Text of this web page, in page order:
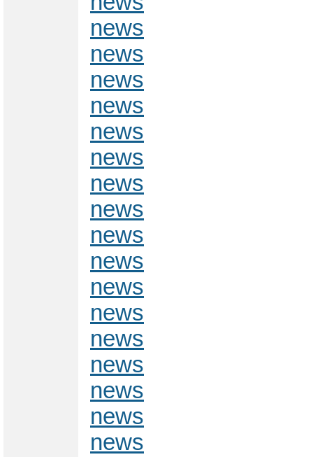
news
news
news
news
news
news
news
news
news
news
news
news
news
news
news
news
news